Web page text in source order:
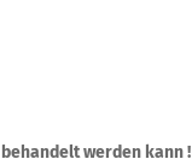
werden kann !